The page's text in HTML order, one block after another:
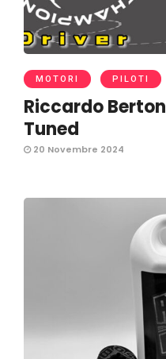
MOTORI PILOTI
Riccardo
Tuned
20 Novembre 2024